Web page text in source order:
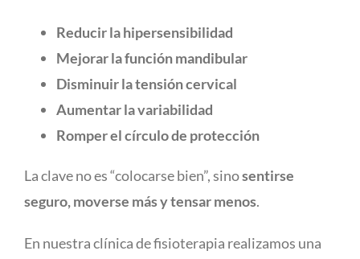
Reducir la hipersensibilidad
Mejorar la función mandibular
Disminuir la tensión cervical
Aumentar la variabilidad
Romper el círculo de protección
La clave no es “colocarse bien”, sinosentirse
seguro, moverse más y tensar menos.
En nuestra clínica de fisioterapia realizamos una